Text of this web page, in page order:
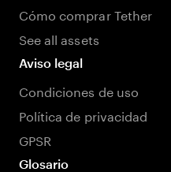
Cómo comprar Tether
See all assets
Aviso legal
Condiciones de uso
Política de privacidad
GPSR
Glosario